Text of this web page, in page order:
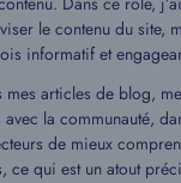
le contenu du site,
informatif et
mes articles de blog,
la communauté,
de mieux
ce qui est un atout